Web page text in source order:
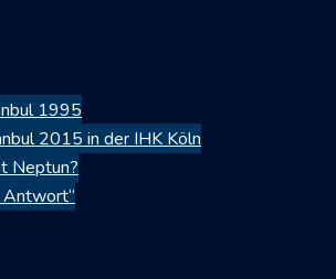
1995
2015 in der IHK Köln
Neptun?
Antwort“